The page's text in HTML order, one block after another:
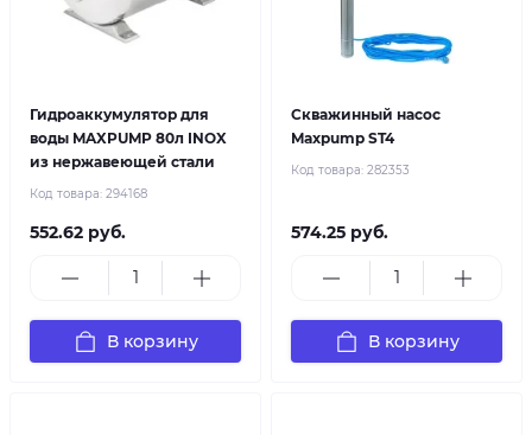
Гидроаккумулятор для
воды MAXPUMP 80л INOX
из нержавеющей стали
Код товара: 294168
552.62 руб.
В корзину
Скважинный насос
Maxpump ST4
Код товара: 282353
574.25 руб.
В корзину